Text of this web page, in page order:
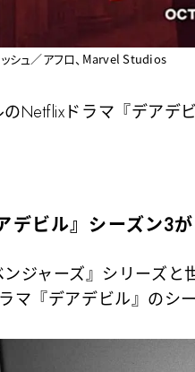
ッシュ／アフロ、Marvel Studios
Netflixドラマ『デアデ
デビル』シーズン3
ジャーズ』シリーズと
マ『デアデビル』のシ